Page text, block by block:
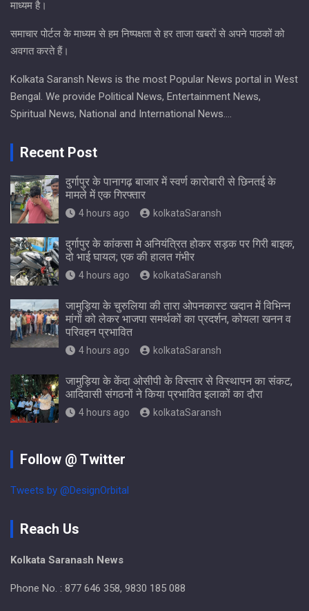
माध्यम है।
समाचार पोर्टल के माध्यम से हम निष्पक्षता से हर ताजा खबरों से अपने पाठकों को
अवगत करते हैं।
Kolkata Saransh News is the most Popular News portal in West
Bengal. We provide Political News, Entertainment News,
Spiritual News, National and International News….
Recent Post
दुर्गापुर के पानागढ़ बाजार में स्वर्ण कारोबारी से छिनतई के
मामले में एक गिरफ्तार
4 hours ago kolkataSaransh
दुर्गापुर के कांकसा मे अनियंत्रित होकर सड़क पर गिरी बाइक,
दो भाई घायल; एक की हालत गंभीर
4 hours ago kolkataSaransh
जामुड़िया के चुरुलिया की तारा ओपनकास्ट खदान में विभिन्न
मांगों को लेकर भाजपा समर्थकों का प्रदर्शन, कोयला खनन व
परिवहन प्रभावित
4 hours ago kolkataSaransh
जामुड़िया के केंदा ओसीपी के विस्तार से विस्थापन का संकट,
आदिवासी संगठनों ने किया प्रभावित इलाकों का दौरा
4 hours ago kolkataSaransh
Follow @ Twitter
Tweets by @DesignOrbital
Reach Us
Kolkata Saranash News
Phone No. : 877 646 358, 9830 185 088